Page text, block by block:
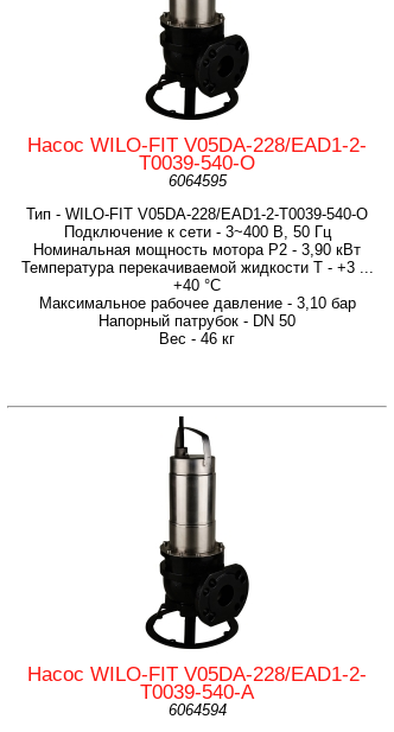
Насос WILO-FIT V05DA-228/EAD1-2-
T0039-540-O
6064595
Тип - WILO-FIT V05DA-228/EAD1-2-T0039-540-O
Подключение к сети - 3~400 В, 50 Гц
Номинальная мощность мотора P2 - 3,90 кВт
Температура перекачиваемой жидкости T - +3 ...
+40 °C
Максимальное рабочее давление - 3,10 бар
Напорный патрубок - DN 50
Вес - 46 кг
Насос WILO-FIT V05DA-228/EAD1-2-
T0039-540-A
6064594